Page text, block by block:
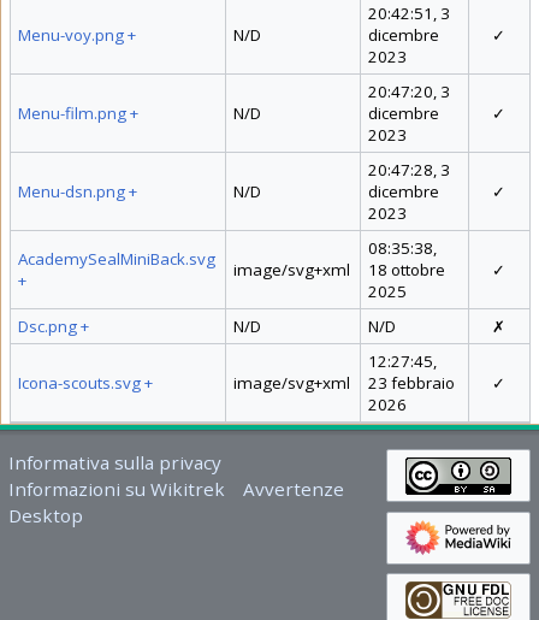
Menu-voy.png+ N/D
20:42:51, 3
dicembre
2023
✓
Menu-film.png+ N/D
20:47:20, 3
dicembre
2023
✓
Menu-dsn.png+ N/D
20:47:28, 3
dicembre
2023
✓
AcademySealMiniBack.svg
+
image/svg+xml
08:35:38,
18 ottobre
2025
✓
Dsc.png+ N/D N/D ✗
Icona-scouts.svg+ image/svg+xml
12:27:45,
23 febbraio
2026
✓
Informativa sulla privacy
Informazioni su Wikitrek
Avvertenze
Desktop